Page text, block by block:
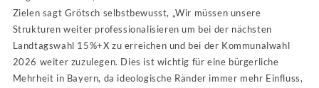
Zielen sagt Grötsch selbstbewusst, „Wir müssen unsere
Strukturen weiter professionalisieren um bei der nächsten
Landtagswahl 15%+X zu erreichen und bei der Kommunalwahl
2026 weiter zuzulegen. Dies ist wichtig für eine bürgerliche
Mehrheit in Bayern, da ideologische Ränder immer mehr Einfluss,